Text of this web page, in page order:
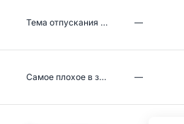
Тема отпускания … —
Самое плохое в з… —